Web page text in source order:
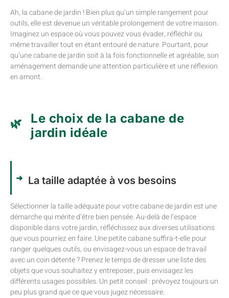
Ah, la cabane de jardin ! Bien plus qu’un simple rangement pour
outils, elle est devenue un véritable prolongement de votre maison.
Imaginez un espace où vous pouvez vous évader, réfléchir ou
même travailler tout en étant entouré de nature. Pourtant, pour
qu’une cabane de jardin soit à la fois fonctionnelle et agréable, son
aménagement demande une attention particulière et une réflexion
en amont.
Le choix de la cabane de
jardin idéale
La taille adaptée à vos besoins
Sélectionner la taille adéquate pour votre cabane de jardin est une
démarche qui mérite d’être bien pensée. Au-delà de l’espace
disponible dans votre jardin, réfléchissez aux diverses utilisations
que vous pourriez en faire. Une petite cabane suffira-t-elle pour
ranger quelques outils, ou envisagez-vous un espace de travail
avec un coin détente ? Prenez le temps de dresser une liste des
objets que vous souhaitez y entreposer, puis envisagez les
différents usages possibles. Un petit conseil : prévoyez toujours un
peu plus grand que ce que vous jugez nécessaire.